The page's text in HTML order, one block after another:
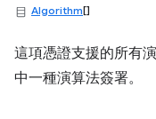
Algorithm[]
這項憑證支援的所有
中一種演算法簽署。